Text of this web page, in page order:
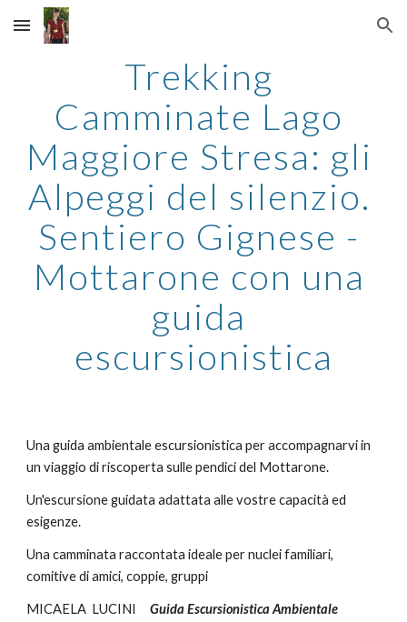
Skip to main content Skip to navigation
Trekking
Camminate Lago
Maggiore Stresa: gli
Alpeggi del silenzio.
Sentiero Gignese -
Mottarone con una
guida
escursionistica
Una guida ambientale escursionistica per accompagnarvi in
un viaggio di riscoperta sulle pendici del Mottarone.
Un'escursione guidata adattata alle vostre capacità ed
esigenze.
Una camminata raccontata ideale per nuclei familiari,
comitive di amici, coppie, gruppi
MICAELA  LUCINI Guida Escursionistica Ambientale